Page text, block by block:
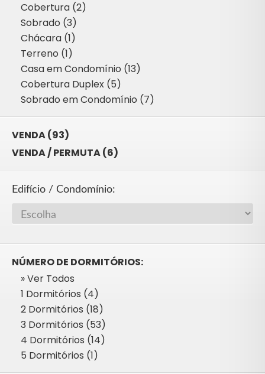
Cobertura (2)
Sobrado (3)
Chácara (1)
Terreno (1)
Casa em Condomínio (13)
Cobertura Duplex (5)
Sobrado em Condomínio (7)
VENDA (93)
VENDA / PERMUTA (6)
Edifício / Condomínio:
NÚMERO DE DORMITÓRIOS:
» Ver Todos
1 Dormitórios (4)
2 Dormitórios (18)
3 Dormitórios (53)
4 Dormitórios (14)
5 Dormitórios (1)